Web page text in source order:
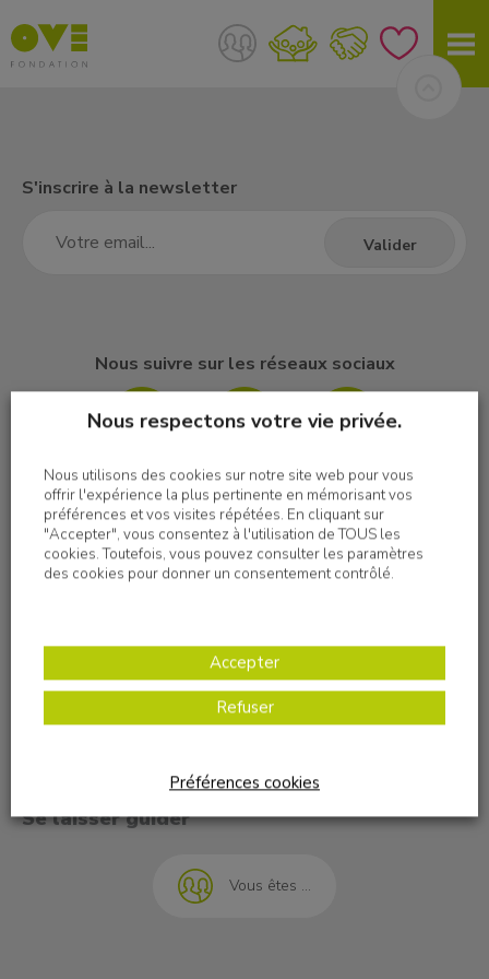
S'inscrire à la newsletter
Nous suivre sur les réseaux sociaux
Nous contacter
19 rue Marius Grosso
69120 Vaulx-en-Velin
Tél. 04 72 07 42 00
Se laisser guider
Vous êtes ...
Nous respectons votre vie privée.
Nous utilisons des cookies sur notre site web pour vous
offrir l'expérience la plus pertinente en mémorisant vos
préférences et vos visites répétées. En cliquant sur
"Accepter", vous consentez à l'utilisation de TOUS les
cookies. Toutefois, vous pouvez consulter les paramètres
des cookies pour donner un consentement contrôlé.
Accepter
Refuser
Préférences cookies